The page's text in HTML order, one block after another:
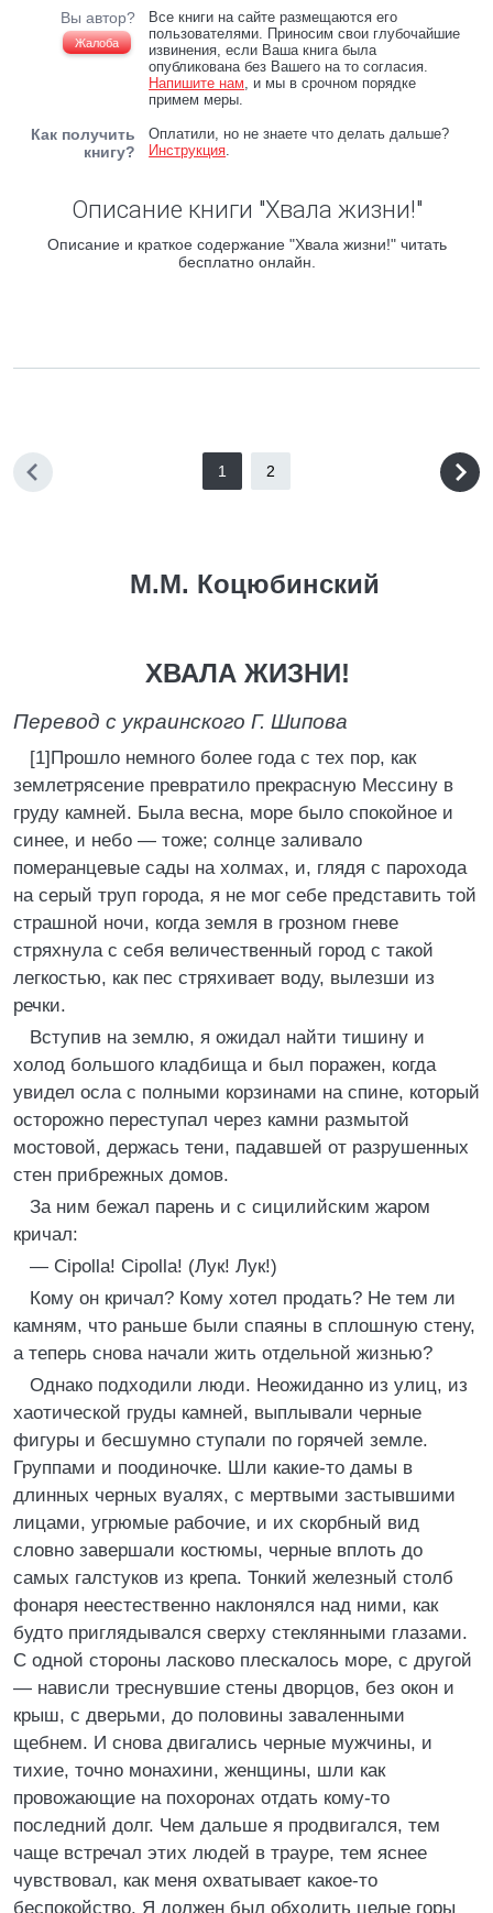
Вы автор?
Жалоба
Все книги на сайте размещаются его
пользователями. Приносим свои глубочайшие
извинения, если Ваша книга была
опубликована без Вашего на то согласия.
Напишите нам, и мы в срочном порядке
примем меры.
Как получить
книгу?
Оплатили, но не знаете что делать дальше?
Инструкция.
Описание книги "Хвала жизни!"
Описание и краткое содержание "Хвала жизни!" читать
бесплатно онлайн.
1 2
М.М. Коцюбинский
ХВАЛА ЖИЗНИ!
Перевод с украинского Г. Шипова
[1]Прошло немного более года с тех пор, как
землетрясение превратило прекрасную Мессину в
груду камней. Была весна, море было спокойное и
синее, и небо — тоже; солнце заливало
померанцевые сады на холмах, и, глядя с парохода
на серый труп города, я не мог себе представить той
страшной ночи, когда земля в грозном гневе
стряхнула с себя величественный город с такой
легкостью, как пес стряхивает воду, вылезши из
речки.
Вступив на землю, я ожидал найти тишину и
холод большого кладбища и был поражен, когда
увидел осла с полными корзинами на спине, который
осторожно переступал через камни размытой
мостовой, держась тени, падавшей от разрушенных
стен прибрежных домов.
За ним бежал парень и с сицилийским жаром
кричал:
— Cipolla! Cipolla! (Лук! Лук!)
Кому он кричал? Кому хотел продать? Не тем ли
камням, что раньше были спаяны в сплошную стену,
а теперь снова начали жить отдельной жизнью?
Однако подходили люди. Неожиданно из улиц, из
хаотической груды камней, выплывали черные
фигуры и бесшумно ступали по горячей земле.
Группами и поодиночке. Шли какие-то дамы в
длинных черных вуалях, с мертвыми застывшими
лицами, угрюмые рабочие, и их скорбный вид
словно завершали костюмы, черные вплоть до
самых галстуков из крепа. Тонкий железный столб
фонаря неестественно наклонялся над ними, как
будто приглядывался сверху стеклянными глазами.
С одной стороны ласково плескалось море, с другой
— нависли треснувшие стены дворцов, без окон и
крыш, с дверьми, до половины заваленными
щебнем. И снова двигались черные мужчины, и
тихие, точно монахини, женщины, шли как
провожающие на похоронах отдать кому-то
последний долг. Чем дальше я продвигался, тем
чаще встречал этих людей в трауре, тем яснее
чувствовал, как меня охватывает какое-то
беспокойство. Я должен был обходить целые горы